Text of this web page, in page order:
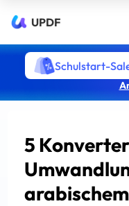
UPDF
Schulstart-
5